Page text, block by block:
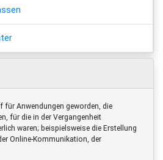
für Anwendungen geworden, die
für die in der Vergangenheit
waren; beispielsweise die Erstellung
Online-Kommunikation, der